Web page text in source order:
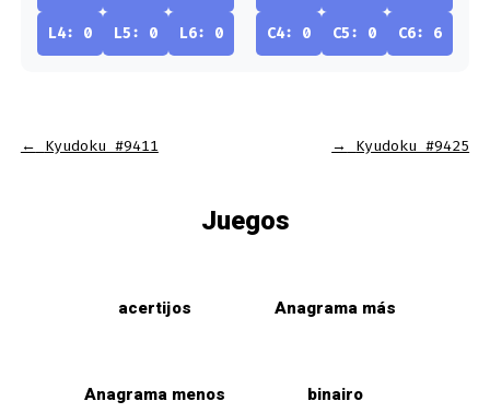
L4: 0 L5: 0 L6: 0 C4: 0 C5: 0 C6: 6
← Kyudoku #9411 → Kyudoku #9425
Juegos
acertijos Anagrama más
Anagrama menos binairo